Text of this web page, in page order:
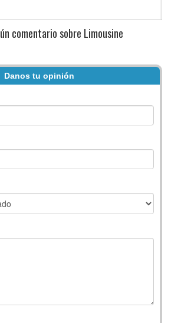
comentario sobre Limousine
Danos tu opinión